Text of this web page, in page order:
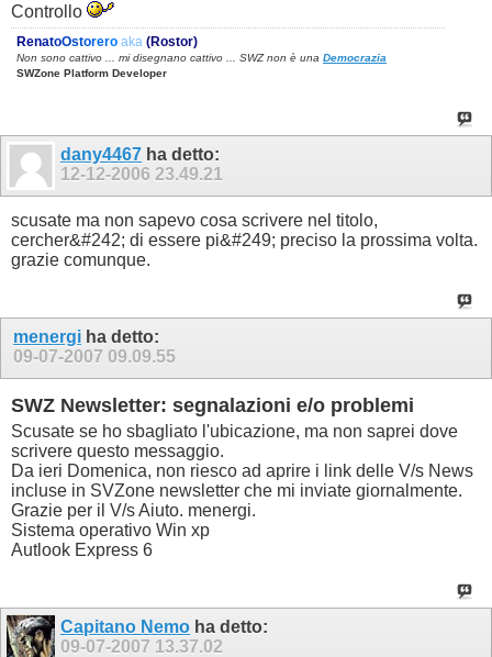
Controllo
RenatoOstorero aka (Rostor)
Non sono cattivo ... mi disegnano cattivo ... SWZ non è una Democrazia
SWZone Platform Developer
dany4467 ha detto:
12-12-2006 23.49.21
scusate ma non sapevo cosa scrivere nel titolo,
cercher&#242; di essere pi&#249; preciso la prossima volta.
grazie comunque.
menergi ha detto:
09-07-2007 09.09.55
SWZ Newsletter: segnalazioni e/o problemi
Scusate se ho sbagliato l'ubicazione, ma non saprei dove
scrivere questo messaggio.
Da ieri Domenica, non riesco ad aprire i link delle V/s News
incluse in SVZone newsletter che mi inviate giornalmente.
Grazie per il V/s Aiuto. menergi.
Sistema operativo Win xp
Autlook Express 6
Capitano Nemo ha detto:
09-07-2007 13.37.02